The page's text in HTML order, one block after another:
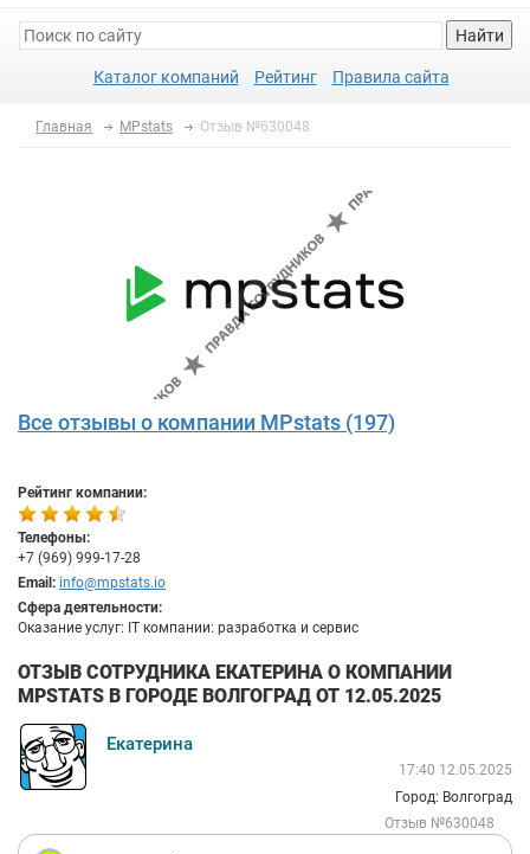
Найти
Каталог компаний Рейтинг Правила сайта
Главная MPstats Отзыв №630048
Все отзывы о компании MPstats (197)
Рейтинг компании:
Телефоны:
+7 (969) 999-17-28
Email: info@mpstats.io
Сфера деятельности:
Оказание услуг: IT компании: разработка и сервис
ОТЗЫВ СОТРУДНИКА ЕКАТЕРИНА О КОМПАНИИ
MPSTATS В ГОРОДЕ ВОЛГОГРАД ОТ 12.05.2025
Екатерина
17:40 12.05.2025
Город: Волгоград
Отзыв №630048